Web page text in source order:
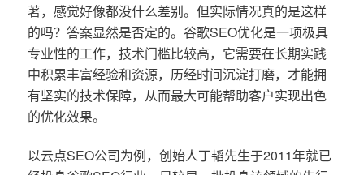
著，感觉好像都没什么差别。但实际情况真的是这样
的吗？答案显然是否定的。谷歌SEO优化是一项极具
专业性的工作，技术门槛比较高，它需要在长期实践
中积累丰富经验和资源，历经时间沉淀打磨，才能拥
有坚实的技术保障，从而最大可能帮助客户实现出色
的优化效果。
以云点SEO公司为例，创始人丁韬先生于2011年就已